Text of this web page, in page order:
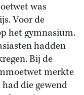
was
Voor de
het gymnasium.
hadden
Bij de
merkte
die gewend